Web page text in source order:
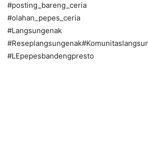
#posting_bareng_ceria
#olahan_pepes_ceria
#Langsungenak
#LEpepesbandengpresto